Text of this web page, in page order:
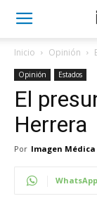
Inicio Opinión
Opinión Estados
El
Herrera
Por Imagen Médica
WhatsApp